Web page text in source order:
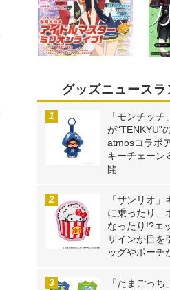
グッズニュース
「モンチッチ」
が“TENKYU”
atmosコラボ
キーチェーン
開
「サンリオ
に乗ったり、
なったり!?エ
ザインが目を
ッグやポーチ
「たまごっ